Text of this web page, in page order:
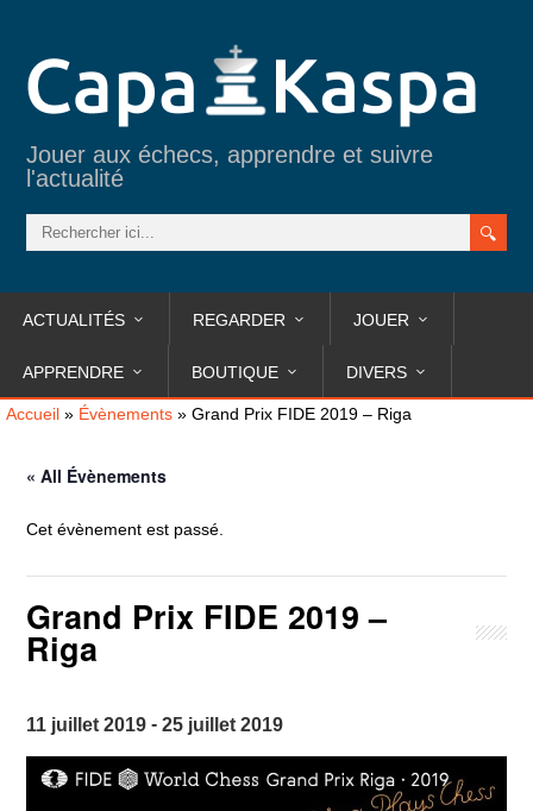
Jouer aux échecs, apprendre et suivre
l'actualité
ACTUALITÉS REGARDER JOUER
APPRENDRE BOUTIQUE DIVERS
Accueil » Évènements » Grand Prix FIDE 2019 – Riga
« All Évènements
Cet évènement est passé.
Grand Prix FIDE 2019 –
Riga
11 juillet 2019 -25 juillet 2019